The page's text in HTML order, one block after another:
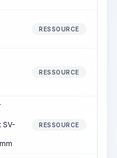
RESSOURCE
RESSOURCE
SV-
RESSOURCE